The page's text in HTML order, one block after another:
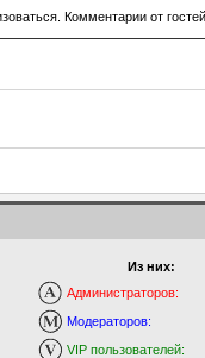
Комментарии от
Из них:
Администраторов:
Модераторов:
VIP пользователей: